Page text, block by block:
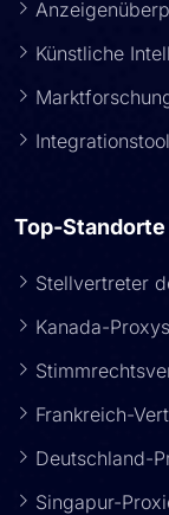
Künstliche
Top-Standorte
Stellvertreter
Kanada-Proxys
Frankreich-
Deutschland-